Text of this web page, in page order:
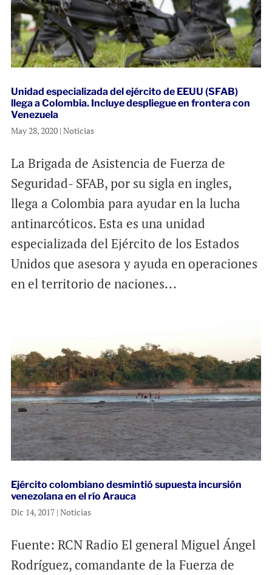
Unidad especializada del ejército de EEUU (SFAB)
llega a Colombia. Incluye despliegue en frontera con
Venezuela
May 28, 2020| Noticias
La Brigada de Asistencia de Fuerza de
Seguridad- SFAB, por su sigla en ingles,
llega a Colombia para ayudar en la lucha
antinarcóticos. Esta es una unidad
especializada del Ejército de los Estados
Unidos que asesora y ayuda en operaciones
en el territorio de naciones...
Ejército colombiano desmintió supuesta incursión
venezolana en el río Arauca
Dic 14, 2017| Noticias
Fuente: RCN Radio El general Miguel Ángel
Rodríguez, comandante de la Fuerza de